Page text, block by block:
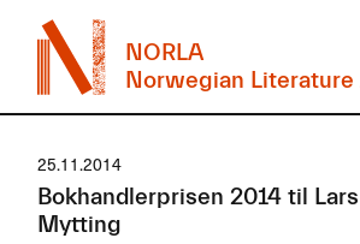
NORLA
Norwegian Literature
25.11.2014
Bokhandlerprisen 2014 til Lars
Mytting